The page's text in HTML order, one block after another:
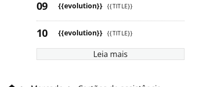
{{evolution}} {{TITLE}}
{{evolution}} {{TITLE}}
Leia mais